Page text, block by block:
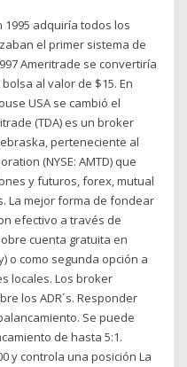
adquiría todos los
el primer sistema de
Ameritrade se convertiría
al valor de $15. En
USA se cambió el
(TDA) es un broker
perteneciente al
(NYSE: AMTD) que
y futuros, forex, mutual
La mejor forma de fondear
efectivo a través de
cuenta gratuita en
o como segunda opción a
locales. Los broker
los ADR´s. Responder
Se puede
de hasta 5:1.
y controla una posición La